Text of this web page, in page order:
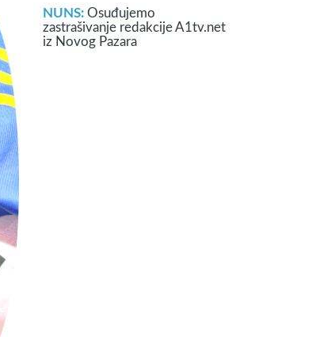
NUNS: Osuđujemo
zastrašivanje redakcije A1tv.net
iz Novog Pazara